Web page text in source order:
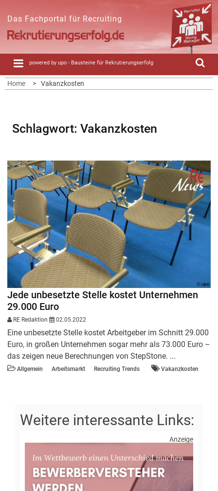
content
Das Fachportal für Recruiting
powered by upo - Bausteine für Rekrutierungserfolg
Home Vakanzkosten
Schlagwort: Vakanzkosten
Jede unbesetzte Stelle kostet Unternehmen
29.000 Euro
RE Redaktion 02.05.2022
Eine unbesetzte Stelle kostet Arbeitgeber im Schnitt 29.000
Euro, in großen Unternehmen sogar mehr als 73.000 Euro –
das zeigen neue Berechnungen von StepStone. ...
Allgemein Arbeitsmarkt Recruiting Trends Vakanzkosten
Anzeige